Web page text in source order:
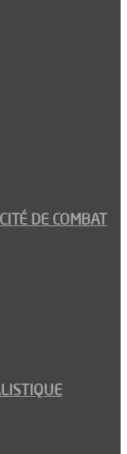
DE COMBAT